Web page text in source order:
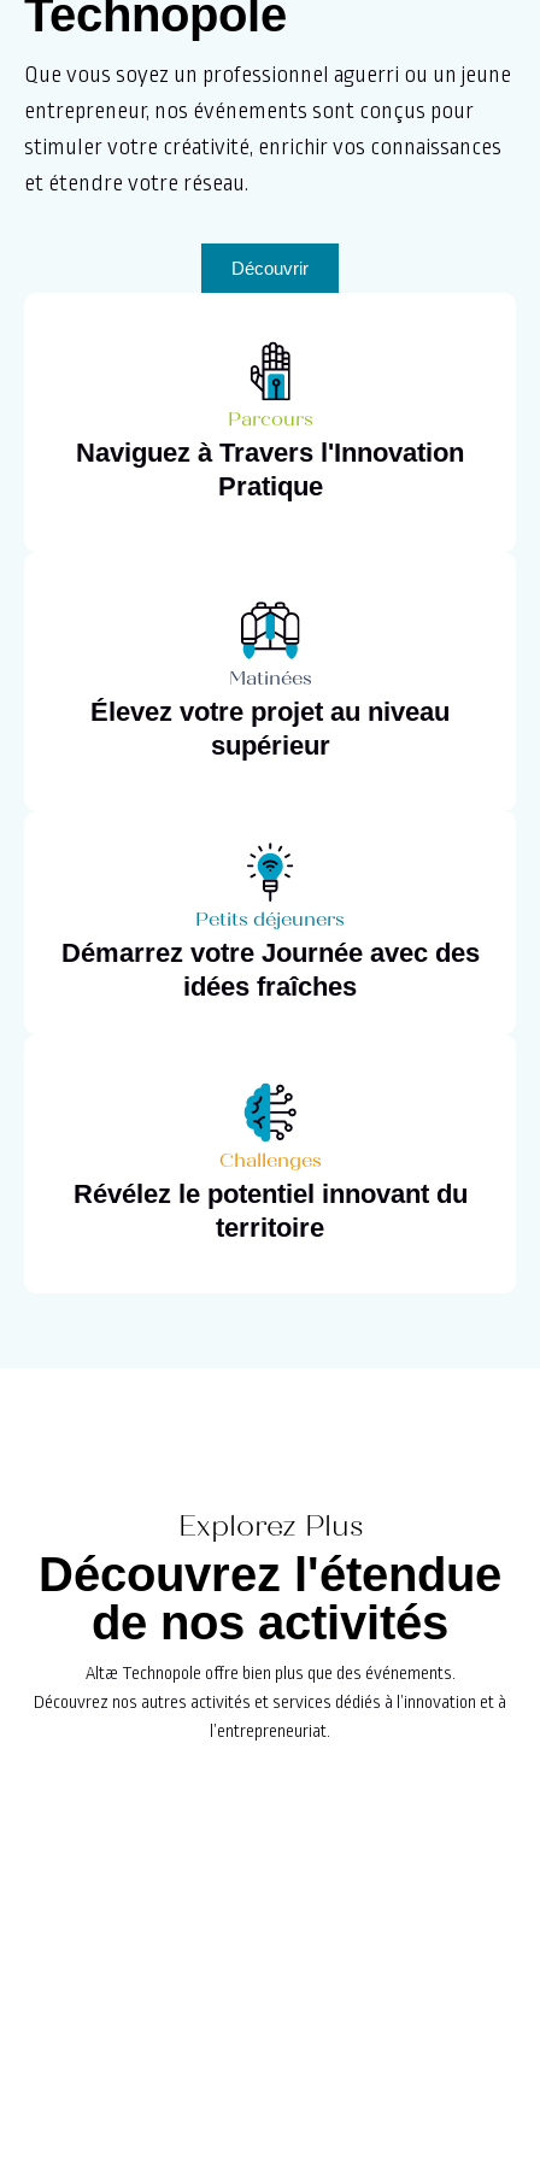
Technopole
Que vous soyez un professionnel aguerri ou un jeune
entrepreneur, nos événements sont conçus pour
stimuler votre créativité, enrichir vos connaissances
et étendre votre réseau.
Découvrir
Parcours
Naviguez à Travers l'Innovation
Pratique
Matinées
Élevez votre projet au niveau
supérieur
Petits déjeuners
Démarrez votre Journée avec des
idées fraîches
Challenges
Révélez le potentiel innovant du
territoire
Explorez Plus
Découvrez l'étendue
de nos activités
Altæ Technopole offre bien plus que des événements.
Découvrez nos autres activités et services dédiés à l’innovation et à
l’entrepreneuriat.